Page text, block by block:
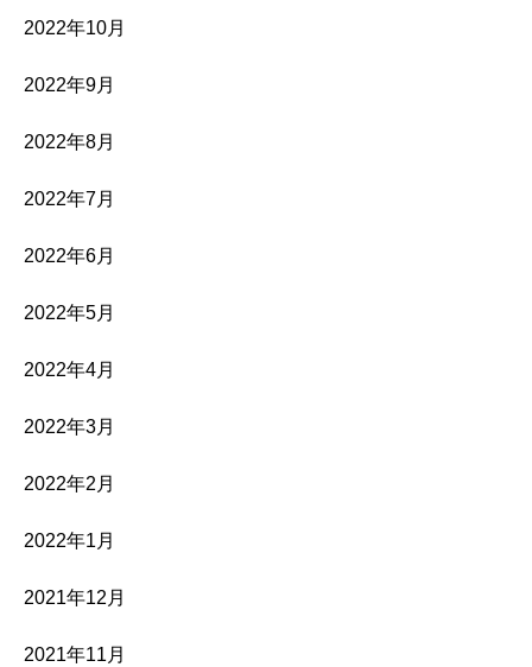
2022年10月
2022年9月
2022年8月
2022年7月
2022年6月
2022年5月
2022年4月
2022年3月
2022年2月
2022年1月
2021年12月
2021年11月